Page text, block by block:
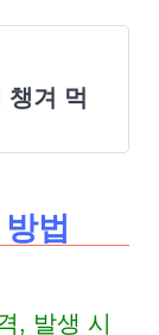
챙겨 먹
법
, 발생 시